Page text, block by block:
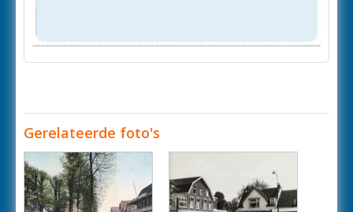
Gerelateerde foto's